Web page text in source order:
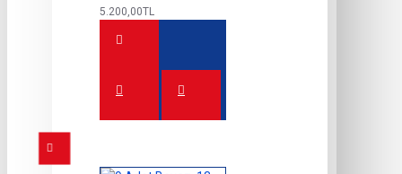
5.200,00TL